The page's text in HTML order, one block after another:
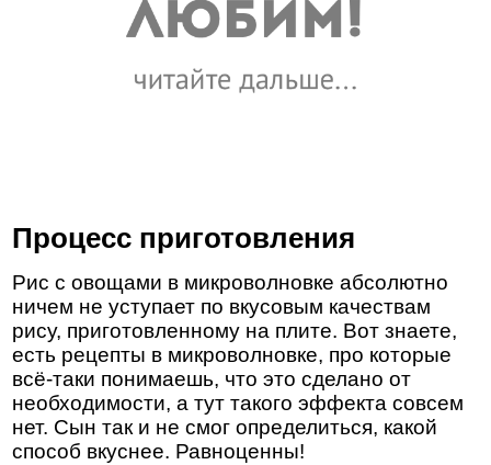
Процесс приготовления
Рис с овощами в микроволновке абсолютно
ничем не уступает по вкусовым качествам
рису, приготовленному на плите. Вот знаете,
есть рецепты в микроволновке, про которые
всё-таки понимаешь, что это сделано от
необходимости, а тут такого эффекта совсем
нет. Сын так и не смог определиться, какой
способ вкуснее. Равноценны!